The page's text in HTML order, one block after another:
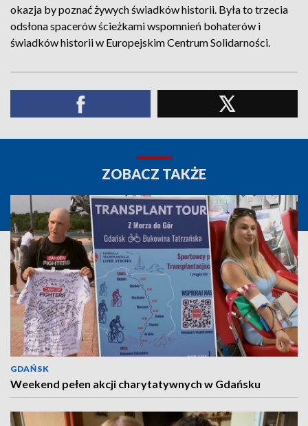
okazja by poznać żywych świadków historii. Była to trzecia
odsłona spacerów ścieżkami wspomnień bohaterów i
świadków historii w Europejskim Centrum Solidarności.
ZOBACZ TAKŻE
GDAŃSK
Weekend pełen akcji charytatywnych w Gdańsku